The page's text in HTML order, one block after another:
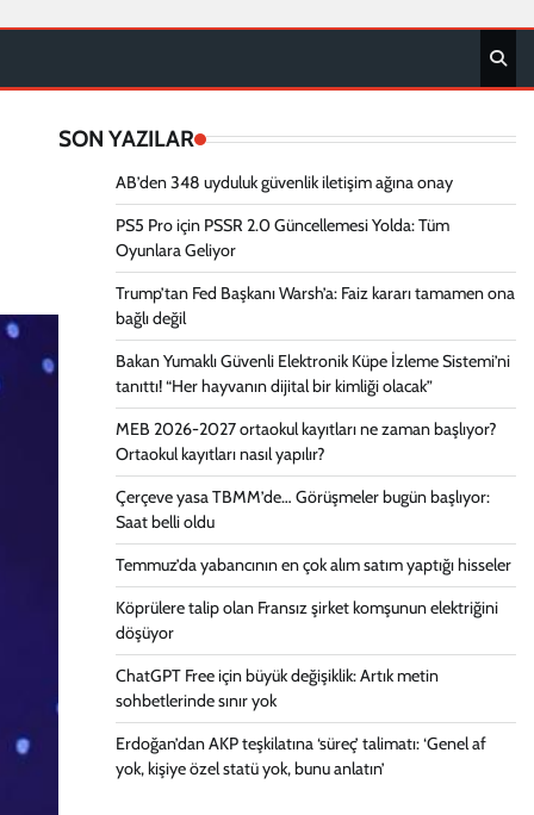
SON YAZILAR
AB’den 348 uyduluk güvenlik iletişim ağına onay
PS5 Pro için PSSR 2.0 Güncellemesi Yolda: Tüm
Oyunlara Geliyor
Trump’tan Fed Başkanı Warsh’a: Faiz kararı tamamen ona
bağlı değil
Bakan Yumaklı Güvenli Elektronik Küpe İzleme Sistemi’ni
tanıttı! “Her hayvanın dijital bir kimliği olacak”
MEB 2026-2027 ortaokul kayıtları ne zaman başlıyor?
Ortaokul kayıtları nasıl yapılır?
Çerçeve yasa TBMM’de… Görüşmeler bugün başlıyor:
Saat belli oldu
Temmuz’da yabancının en çok alım satım yaptığı hisseler
Köprülere talip olan Fransız şirket komşunun elektriğini
döşüyor
ChatGPT Free için büyük değişiklik: Artık metin
sohbetlerinde sınır yok
Erdoğan’dan AKP teşkilatına ‘süreç’ talimatı: ‘Genel af
yok, kişiye özel statü yok, bunu anlatın’